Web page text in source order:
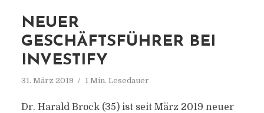
NEUER
GESCHÄFTSFÜHRER BEI
INVESTIFY
31. März 2019 1 Min. Lesedauer
Dr. Harald Brock (35) ist seit März 2019 neuer